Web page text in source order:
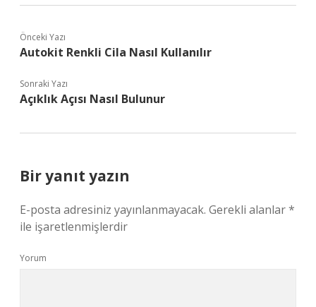
Önceki Yazı
Autokit Renkli Cila Nasıl Kullanılır
Sonraki Yazı
Açıklık Açısı Nasıl Bulunur
Bir yanıt yazın
E-posta adresiniz yayınlanmayacak. Gerekli alanlar*
ile işaretlenmişlerdir
Yorum